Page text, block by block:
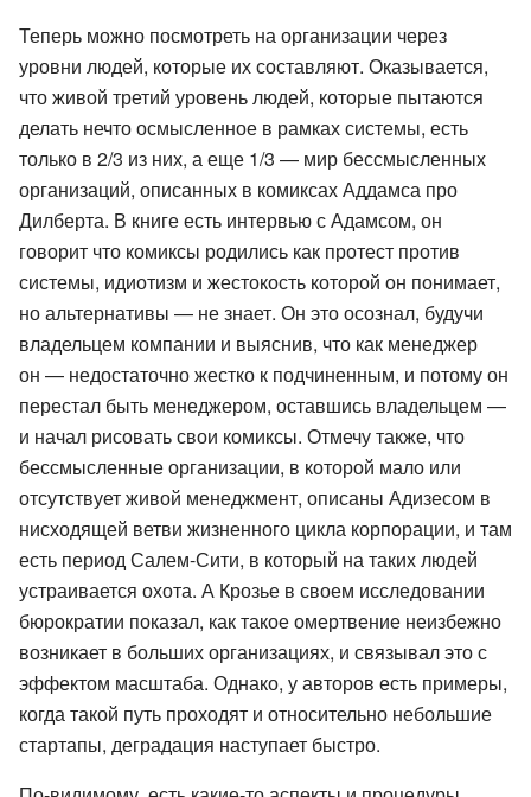
Теперь можно посмотреть на организации через
уровни людей, которые их составляют. Оказывается,
что живой третий уровень людей, которые пытаются
делать нечто осмысленное в рамках системы, есть
только в 2/3 из них, а еще 1/3 — мир бессмысленных
организаций, описанных в комиксах Аддамса про
Дилберта. В книге есть интервью с Адамсом, он
говорит что комиксы родились как протест против
системы, идиотизм и жестокость которой он понимает,
но альтернативы — не знает. Он это осознал, будучи
владельцем компании и выяснив, что как менеджер
он — недостаточно жестко к подчиненным, и потому он
перестал быть менеджером, оставшись владельцем —
и начал рисовать свои комиксы. Отмечу также, что
бессмысленные организации, в которой мало или
отсутствует живой менеджмент, описаны Адизесом в
нисходящей ветви жизненного цикла корпорации, и там
есть период Салем-Сити, в который на таких людей
устраивается охота. А Крозье в своем исследовании
бюрократии показал, как такое омертвение неизбежно
возникает в больших организациях, и связывал это с
эффектом масштаба. Однако, у авторов есть примеры,
когда такой путь проходят и относительно небольшие
стартапы, деградация наступает быстро.